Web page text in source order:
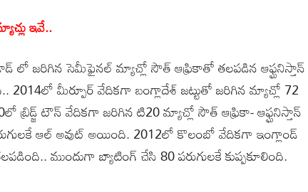
ఇవే..
లో జరిగిన సెమీఫైనల్ మ్యాచ్లో సౌత్ ఆఫ్రికాతో తలపడిన ఆఫ్ఘనిస్తాన్
2014లో మీర్పూర్ వేదికగా బంగ్లాదేశ్ జట్టుతో జరిగిన మ్యాచ్లో 72
బ్రిడ్జ్ టౌన్ వేదికగా జరిగిన టి20 మ్యాచ్లో సౌత్ ఆఫ్రికా- ఆఫ్ఘనిస్తాన్
ఆల్ అవుట్ అయింది. 2012లో కొలంబో వేదికగా ఇంగ్లాండ్
ముందుగా బ్యాటింగ్ చేసి 80 పరుగులకే కుప్పకూలింది.